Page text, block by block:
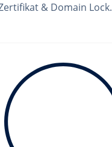
& Domain Lock.